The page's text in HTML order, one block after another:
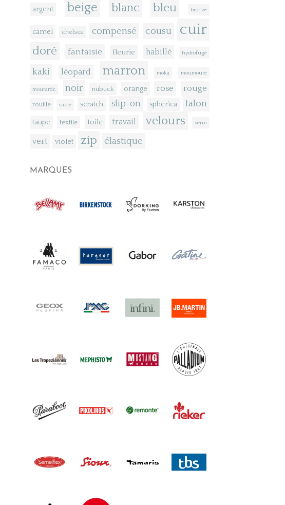
argent beige blanc bleu bronze
camel chelsea compensé cousu cuir
doré fantaisie fleurie habillé hydrofuge
kaki léopard marron moka moumoute
moutarde noir nubuck orange rose rouge
rouille sable scratch slip-on spherica talon
taupe textile toile travail velours verni
vert violet zip élastique
MARQUES